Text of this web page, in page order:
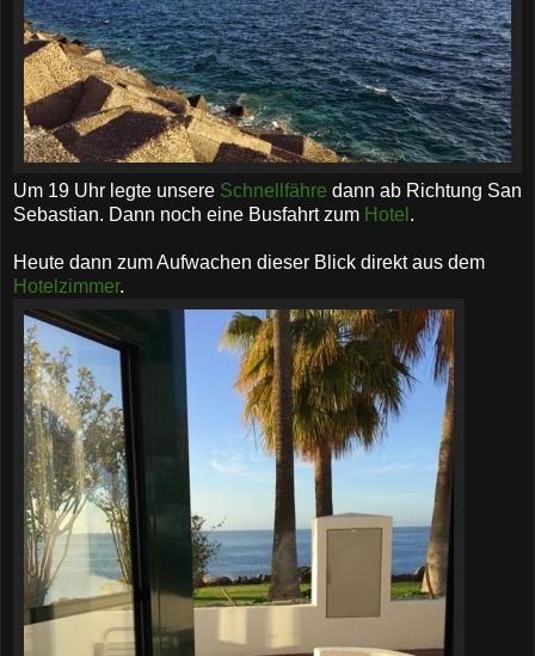
Um 19 Uhr legte unsere Schnellfähre dann ab Richtung San
Sebastian. Dann noch eine Busfahrt zum Hotel .
Heute dann zum Aufwachen dieser Blick direkt aus dem
Hotelzimmer.